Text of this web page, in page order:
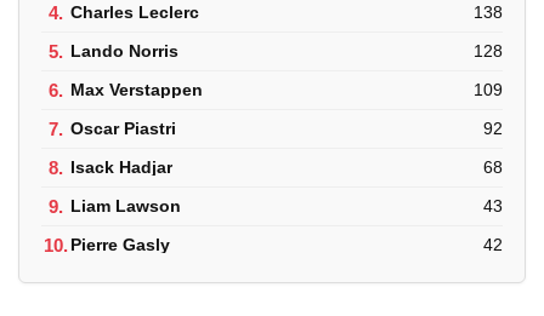
4. Charles Leclerc 138
5. Lando Norris 128
6. Max Verstappen 109
7. Oscar Piastri 92
8. Isack Hadjar 68
9. Liam Lawson 43
10.Pierre Gasly 42